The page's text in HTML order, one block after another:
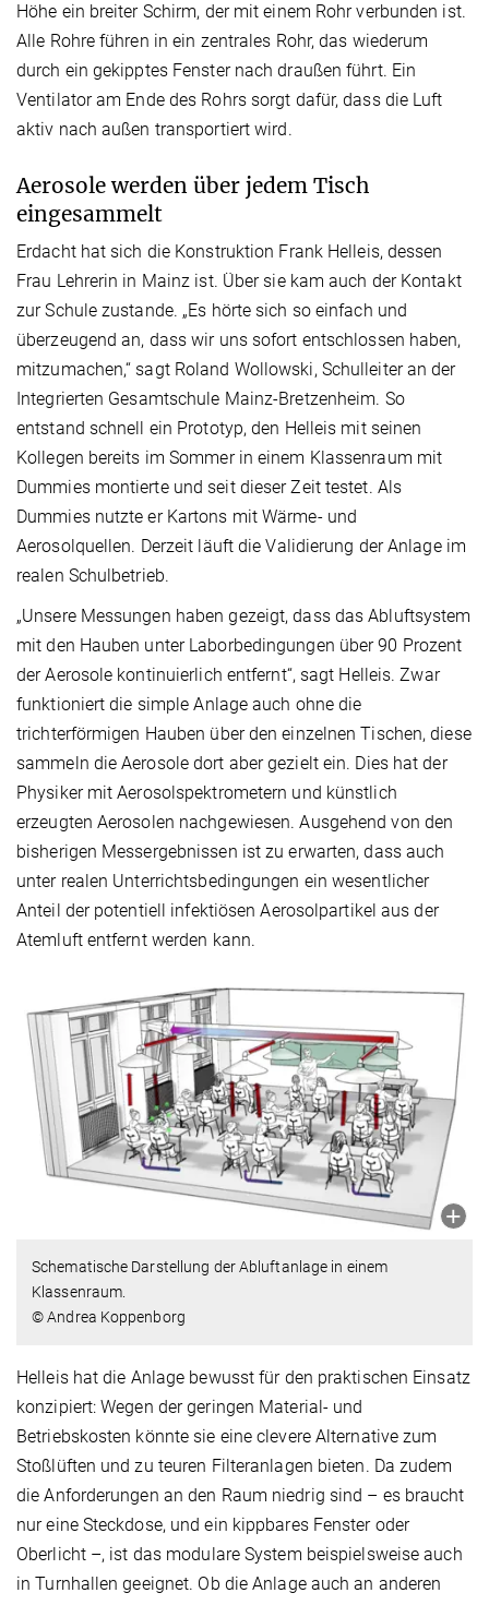
Höhe ein breiter Schirm, der mit einem Rohr verbunden ist.
Alle Rohre führen in ein zentrales Rohr, das wiederum
durch ein gekipptes Fenster nach draußen führt. Ein
Ventilator am Ende des Rohrs sorgt dafür, dass die Luft
aktiv nach außen transportiert wird.
Aerosole werden über jedem Tisch
eingesammelt
Erdacht hat sich die Konstruktion Frank Helleis, dessen
Frau Lehrerin in Mainz ist. Über sie kam auch der Kontakt
zur Schule zustande. „Es hörte sich so einfach und
überzeugend an, dass wir uns sofort entschlossen haben,
mitzumachen,“ sagt Roland Wollowski, Schulleiter an der
Integrierten Gesamtschule Mainz-Bretzenheim. So
entstand schnell ein Prototyp, den Helleis mit seinen
Kollegen bereits im Sommer in einem Klassenraum mit
Dummies montierte und seit dieser Zeit testet. Als
Dummies nutzte er Kartons mit Wärme- und
Aerosolquellen. Derzeit läuft die Validierung der Anlage im
realen Schulbetrieb.
„Unsere Messungen haben gezeigt, dass das Abluftsystem
mit den Hauben unter Laborbedingungen über 90 Prozent
der Aerosole kontinuierlich entfernt“, sagt Helleis. Zwar
funktioniert die simple Anlage auch ohne die
trichterförmigen Hauben über den einzelnen Tischen, diese
sammeln die Aerosole dort aber gezielt ein. Dies hat der
Physiker mit Aerosolspektrometern und künstlich
erzeugten Aerosolen nachgewiesen. Ausgehend von den
bisherigen Messergebnissen ist zu erwarten, dass auch
unter realen Unterrichtsbedingungen ein wesentlicher
Anteil der potentiell infektiösen Aerosolpartikel aus der
Atemluft entfernt werden kann.
Schematische Darstellung der Abluftanlage in einem
Klassenraum.
© Andrea Koppenborg
Helleis hat die Anlage bewusst für den praktischen Einsatz
konzipiert: Wegen der geringen Material- und
Betriebskosten könnte sie eine clevere Alternative zum
Stoßlüften und zu teuren Filteranlagen bieten. Da zudem
die Anforderungen an den Raum niedrig sind – es braucht
nur eine Steckdose, und ein kippbares Fenster oder
Oberlicht –, ist das modulare System beispielsweise auch
in Turnhallen geeignet. Ob die Anlage auch an anderen